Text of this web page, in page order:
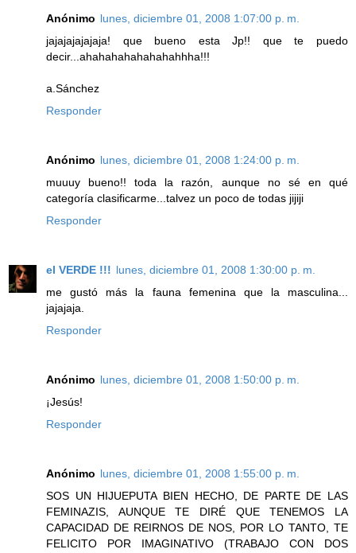
Anónimo lunes, diciembre 01, 2008 1:07:00 p. m.
jajajajajajaja! que bueno esta Jp!! que te puedo
decir...ahahahahahahahahhha!!!
a.Sánchez
Responder
Anónimo lunes, diciembre 01, 2008 1:24:00 p. m.
muuuy bueno!! toda la razón, aunque no sé en qué
categoría clasificarme...talvez un poco de todas jijiji
Responder
el VERDE !!! lunes, diciembre 01, 2008 1:30:00 p. m.
me gustó más la fauna femenina que la masculina...
jajajaja.
Responder
Anónimo lunes, diciembre 01, 2008 1:50:00 p. m.
¡Jesús!
Responder
Anónimo lunes, diciembre 01, 2008 1:55:00 p. m.
SOS UN HIJUEPUTA BIEN HECHO, DE PARTE DE LAS
FEMINAZIS, AUNQUE TE DIRÉ QUE TENEMOS LA
CAPACIDAD DE REIRNOS DE NOS, POR LO TANTO, TE
FELICITO POR IMAGINATIVO (TRABAJO CON DOS